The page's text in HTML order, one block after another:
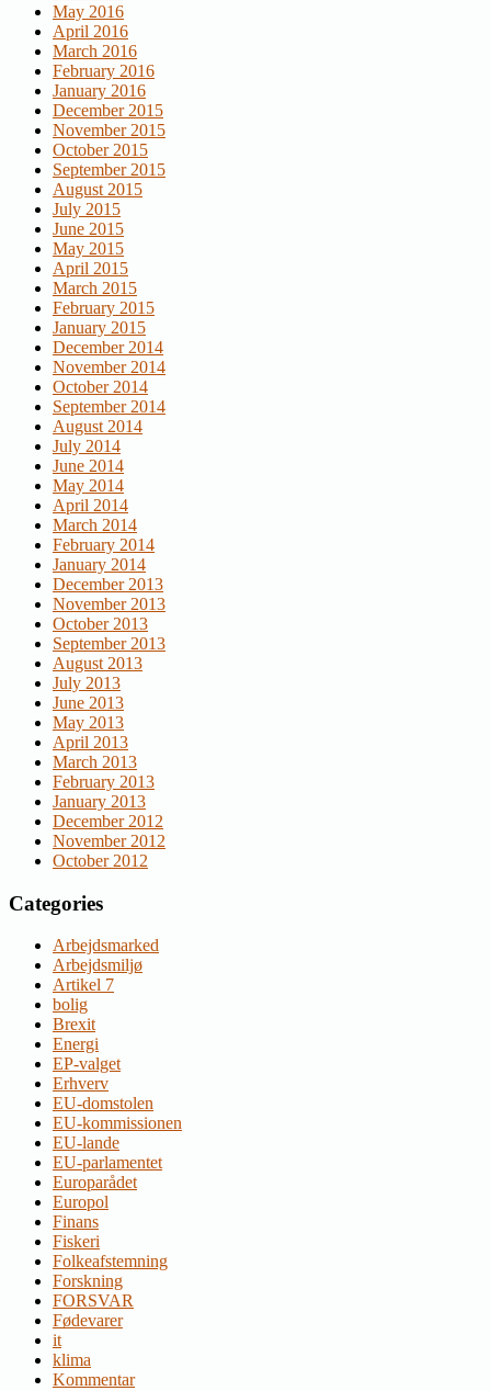
May 2016
April 2016
March 2016
February 2016
January 2016
December 2015
November 2015
October 2015
September 2015
August 2015
July 2015
June 2015
May 2015
April 2015
March 2015
February 2015
January 2015
December 2014
November 2014
October 2014
September 2014
August 2014
July 2014
June 2014
May 2014
April 2014
March 2014
February 2014
January 2014
December 2013
November 2013
October 2013
September 2013
August 2013
July 2013
June 2013
May 2013
April 2013
March 2013
February 2013
January 2013
December 2012
November 2012
October 2012
Categories
Arbejdsmarked
Arbejdsmiljø
Artikel 7
bolig
Brexit
Energi
EP-valget
Erhverv
EU-domstolen
EU-kommissionen
EU-lande
EU-parlamentet
Europarådet
Europol
Finans
Fiskeri
Folkeafstemning
Forskning
FORSVAR
Fødevarer
it
klima
Kommentar